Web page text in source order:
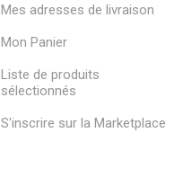
Mes adresses de livraison
Mon Panier
Liste de produits
sélectionnés
S'inscrire sur la Marketplace